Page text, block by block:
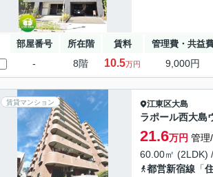
部屋番号 所在階 賃料 管理費・共益
- 8階 10.5万円 9,000円
賃貸マンション 江東区大島
ラポール西大島
21.6万円 管理
60.00㎡ (2LDK)
都営新宿線 「